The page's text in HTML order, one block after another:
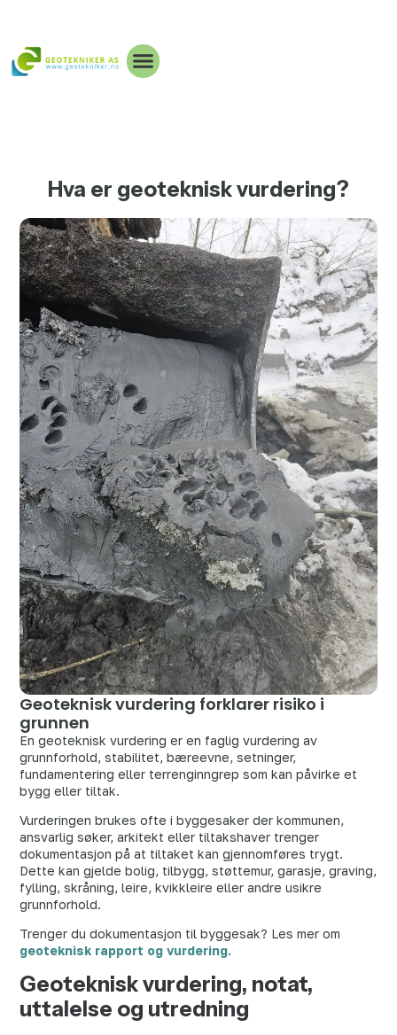
Hva er geoteknisk vurdering?
Geoteknisk vurdering forklarer risiko i
grunnen
En geoteknisk vurdering er en faglig vurdering av
grunnforhold, stabilitet, bæreevne, setninger,
fundamentering eller terrenginngrep som kan påvirke et
bygg eller tiltak.
Vurderingen brukes ofte i byggesaker der kommunen,
ansvarlig søker, arkitekt eller tiltakshaver trenger
dokumentasjon på at tiltaket kan gjennomføres trygt.
Dette kan gjelde bolig, tilbygg, støttemur, garasje, graving,
fylling, skråning, leire, kvikkleire eller andre usikre
grunnforhold.
Trenger du dokumentasjon til byggesak? Les mer om
geoteknisk rapport og vurdering.
Geoteknisk vurdering, notat,
uttalelse og utredning